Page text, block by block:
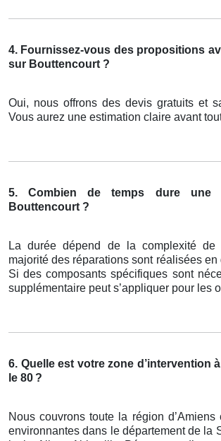
4. Fournissez-vous des propositions
sur Bouttencourt ?
Oui, nous offrons des devis gratuits et
Vous aurez une estimation claire avant
5. Combien de temps dure une
Bouttencourt ?
La durée dépend de la complexité de
majorité des réparations sont réalisées
Si des composants spécifiques sont
supplémentaire peut s’appliquer pour les
6. Quelle est votre zone d’intervention
le 80 ?
Nous couvrons toute la région d’Amiens
environnantes dans le département de la